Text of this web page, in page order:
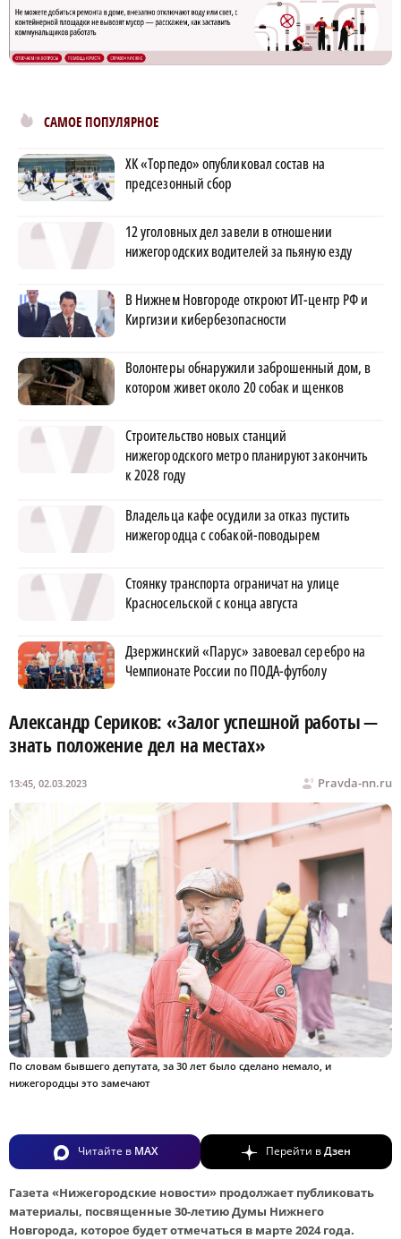
САМОЕ ПОПУЛЯРНОЕ
ХК «Торпедо» опубликовал состав на
предсезонный сбор
12 уголовных дел завели в отношении
нижегородских водителей за пьяную езду
В Нижнем Новгороде откроют ИТ-центр РФ и
Киргизии кибербезопасности
Волонтеры обнаружили заброшенный дом, в
котором живет около 20 собак и щенков
Строительство новых станций
нижегородского метро планируют закончить
к 2028 году
Владельца кафе осудили за отказ пустить
нижегородца с собакой-поводырем
Стоянку транспорта ограничат на улице
Красносельской с конца августа
Дзержинский «Парус» завоевал серебро на
Чемпионате России по ПОДА-футболу
Александр Сериков: «Залог успешной работы —
знать положение дел на местах»
Pravda-nn.ru
13:45, 02.03.2023
По словам бывшего депутата, за 30 лет было сделано немало, и
нижегородцы это замечают
Читайте в MAX Перейти вДзен
Газета «Нижегородские новости» продолжает публиковать
материалы, посвященные 30-летию Думы Нижнего
Новгорода, которое будет отмечаться в марте 2024 года.